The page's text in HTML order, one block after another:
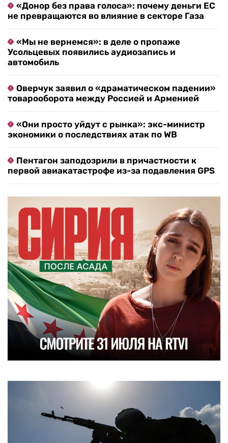
«Донор без права голоса»: почему деньги ЕС
не превращаются во влияние в секторе Газа
«Мы не вернемся»: в деле о пропаже
Усольцевых появились аудиозапись и
автомобиль
Оверчук заявил о «драматическом падении»
товарооборота между Россией и Арменией
«Они просто уйдут с рынка»: экс-министр
экономики о последствиях атак по WB
Пентагон заподозрили в причастности к
первой авиакатастрофе из-за подавления GPS